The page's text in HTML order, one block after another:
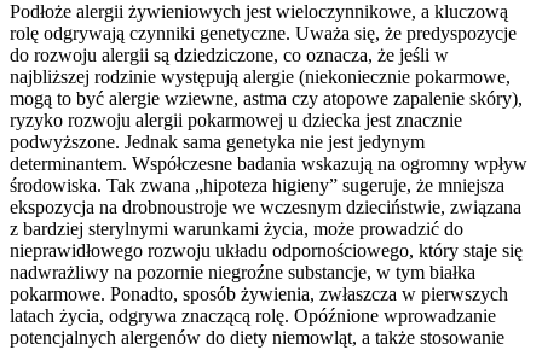
Podłoże alergii żywieniowych jest wieloczynnikowe, a kluczową
rolę odgrywają czynniki genetyczne. Uważa się, że predyspozycje
do rozwoju alergii są dziedziczone, co oznacza, że jeśli w
najbliższej rodzinie występują alergie (niekoniecznie pokarmowe,
mogą to być alergie wziewne, astma czy atopowe zapalenie skóry),
ryzyko rozwoju alergii pokarmowej u dziecka jest znacznie
podwyższone. Jednak sama genetyka nie jest jedynym
determinantem. Współczesne badania wskazują na ogromny wpływ
środowiska. Tak zwana „hipoteza higieny” sugeruje, że mniejsza
ekspozycja na drobnoustroje we wczesnym dzieciństwie, związana
z bardziej sterylnymi warunkami życia, może prowadzić do
nieprawidłowego rozwoju układu odpornościowego, który staje się
nadwrażliwy na pozornie niegroźne substancje, w tym białka
pokarmowe. Ponadto, sposób żywienia, zwłaszcza w pierwszych
latach życia, odgrywa znaczącą rolę. Opóźnione wprowadzanie
potencjalnych alergenów do diety niemowląt, a także stosowanie